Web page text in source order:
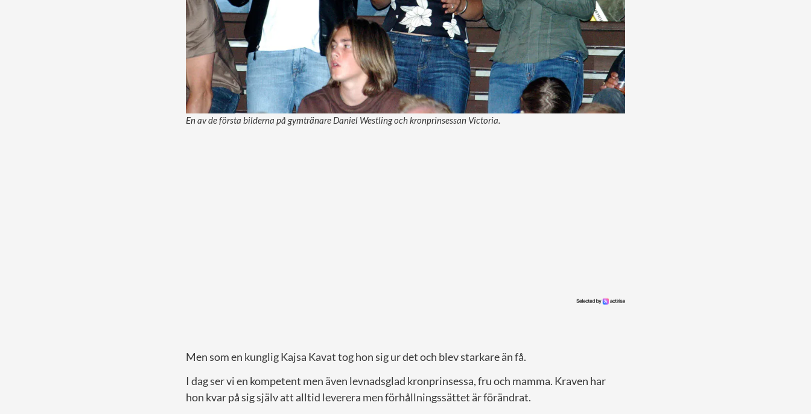
En av de första bilderna på gymtränare Daniel Westling och kronprinsessan Victoria.
Men som en kunglig Kajsa Kavat tog hon sig ur det och blev starkare än få.
I dag ser vi en kompetent men även levnadsglad kronprinsessa, fru och mamma. Kraven har
hon kvar på sig själv att alltid leverera men förhållningssättet är förändrat.